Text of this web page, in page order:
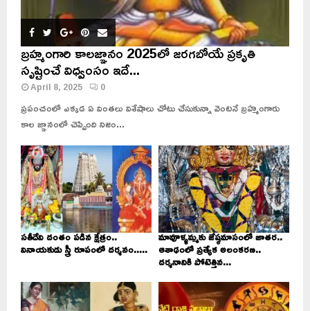
బ్రహ్మంగారి కాలజ్ఞానం 2025లో జరగబోయే ప్రకృతి
సృష్టించే విధ్వంసం ఇదే...
April 8, 2025 0
ప్రపంచంలో ఎక్కడ ఏ వింతలు విశేషాలు చోటు చేసుకున్నా వెంటనే బ్రహ్మంగారు
కాల జ్ఞానంలో చెప్పింది నిజం...
సతీదేవి దంతం పడిన క్షేత్రం..
వినాయకుడు స్త్రీ రూపంలో దర్శనం.....
మావూళ్ళమ్మకు జేష్ఠమాసంలో జాతర..
ఆశాఢంలో ప్రత్యేక అలంకరణ..
దర్శనానికి పోటెత్తిన...